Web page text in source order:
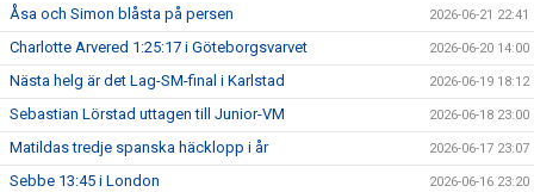
Åsa och Simon blåsta på persen 2026-06-21 22:41
Charlotte Arvered 1:25:17 i Göteborgsvarvet 2026-06-20 14:00
Nästa helg är det Lag-SM-final i Karlstad 2026-06-19 18:12
Sebastian Lörstad uttagen till Junior-VM 2026-06-18 23:00
Matildas tredje spanska häcklopp i år 2026-06-17 23:07
Sebbe 13:45 i London 2026-06-16 23:20